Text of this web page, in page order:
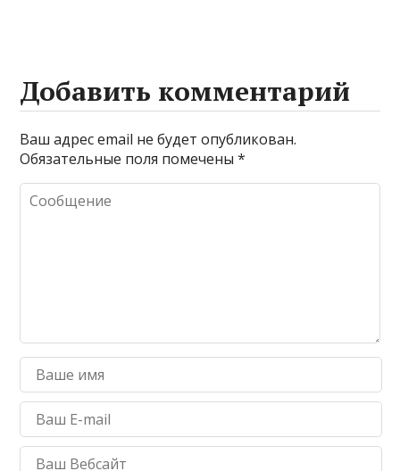
Добавить комментарий
Ваш адрес email не будет опубликован.
Обязательные поля помечены*